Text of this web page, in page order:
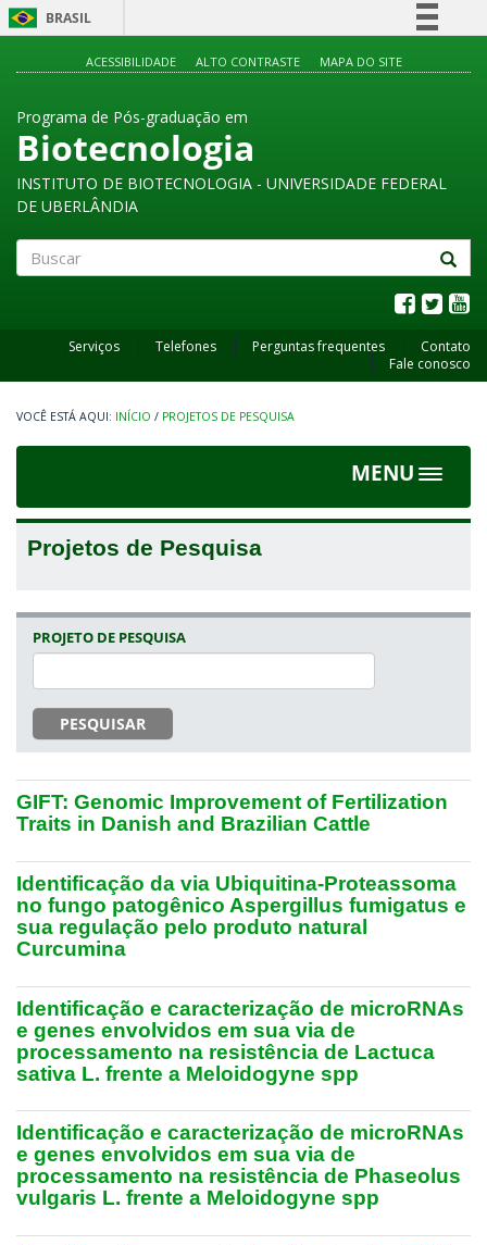
BRASIL
Legislação
ACESSIBILIDADE ALTO CONTRASTE MAPA DO SITE
Programa de Pós-graduação em
Biotecnologia
INSTITUTO DE BIOTECNOLOGIA - UNIVERSIDADE FEDERAL
DE UBERLÂNDIA
Serviços Telefones Perguntas frequentes
Contato
Fale conosco
INÍCIO / PROJETOS DE PESQUISA
MENU
Toggle
Projetos de Pesquisa
PROJETO DE PESQUISA
PESQUISAR
GIFT: Genomic Improvement of Fertilization
Traits in Danish and Brazilian Cattle
Identificação da via Ubiquitina-Proteassoma
no fungo patogênico Aspergillus fumigatus e
sua regulação pelo produto natural
Curcumina
Identificação e caracterização de microRNAs
e genes envolvidos em sua via de
processamento na resistência de Lactuca
sativa L. frente a Meloidogyne spp
Identificação e caracterização de microRNAs
e genes envolvidos em sua via de
processamento na resistência de Phaseolus
vulgaris L. frente a Meloidogyne spp